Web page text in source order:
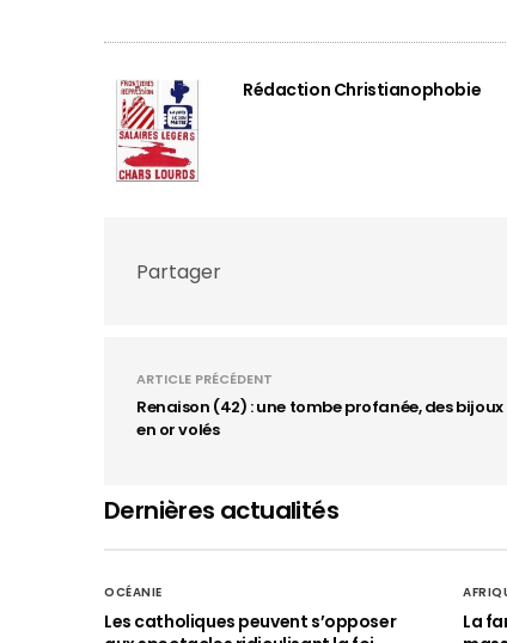
Rédaction Christianophobie
Partager
ARTICLE PRÉCÉDENT
Renaison (42) : une tombe profanée, des bijoux
en or volés
Dernières actualités
OCÉANIE
Les catholiques peuvent s’opposer
La